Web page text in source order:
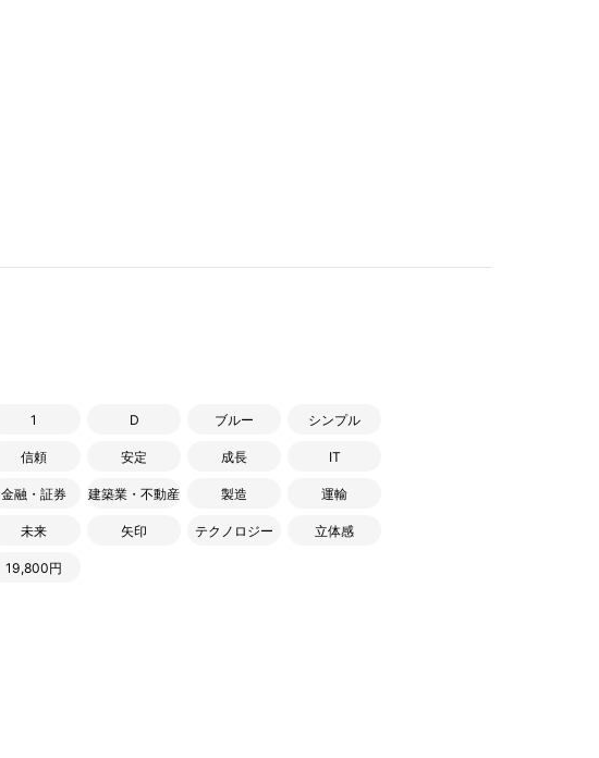
1 D ブルー シンプル
信頼 安定 成長 IT
金融・証券 建築業・不動産 製造 運輸
未来 矢印 テクノロジー 立体感
19,800円